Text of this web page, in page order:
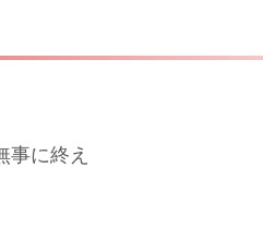
事に終え